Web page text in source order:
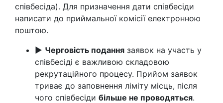
співбесіда). Для призначення дати співбесіди
написати до приймальної комісії електронною
поштою.
► Черговість подання заявок на участь у
співбесіді є важливою складовою
рекрутаційного процесу. Прийом заявок
триває до заповнення ліміту місць, після
чого співбесіди більше не проводяться.